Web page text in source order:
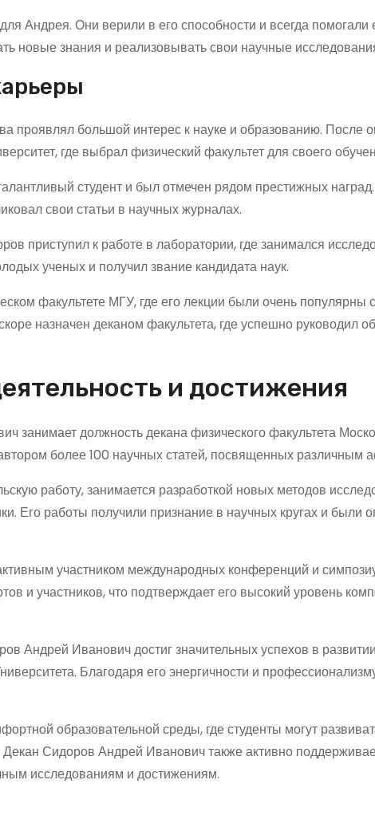
Андрея. Они верили в его способности и всегда помогали
новые знания и реализовывать свои научные
проявлял большой интерес к науке и образованию. После
где выбрал физический факультет для своего
студент и был отмечен рядом престижных
свои статьи в научных журналах.
приступил к работе в лаборатории, где занимался
ученых и получил звание кандидата наук.
факультете МГУ, где его лекции были очень популярны
назначен деканом факультета, где успешно руководил
и достижения
должность декана физического факультета
более 100 научных статей, посвященных различным
работу, занимается разработкой новых методов
Его работы получили признание в научных кругах и были
участником международных конференций и
и участников, что подтверждает его высокий уровень
Андрей Иванович достиг значительных успехов в
Благодаря его энергичности и
образовательной среды, где студенты могут
Декан Сидоров Андрей Иванович также активно
исследованиям и достижениям.